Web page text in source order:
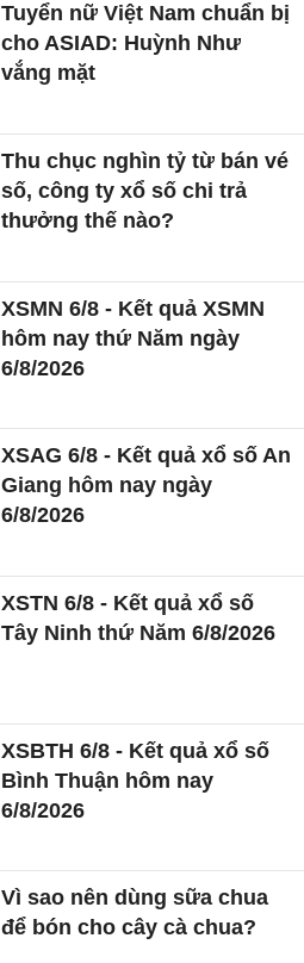
Tuyển nữ Việt Nam chuẩn bị
cho ASIAD: Huỳnh Như
vắng mặt
Thu chục nghìn tỷ từ bán vé
số, công ty xổ số chi trả
thưởng thế nào?
XSMN 6/8 - Kết quả XSMN
hôm nay thứ Năm ngày
6/8/2026
XSAG 6/8 - Kết quả xổ số An
Giang hôm nay ngày
6/8/2026
XSTN 6/8 - Kết quả xổ số
Tây Ninh thứ Năm 6/8/2026
XSBTH 6/8 - Kết quả xổ số
Bình Thuận hôm nay
6/8/2026
Vì sao nên dùng sữa chua
để bón cho cây cà chua?